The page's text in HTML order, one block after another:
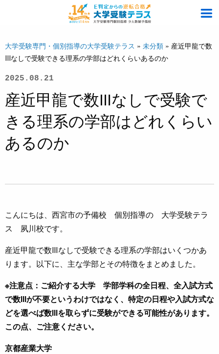
大学受験専門・個別指導の大学受験テラス » 未分類 » 産近甲龍で数
Ⅲなしで受験できる理系の学部はどれくらいあるのか
2025.08.21
産近甲龍で数Ⅲなしで受験で
きる理系の学部はどれくらい
あるのか
こんにちは、西宮市の予備校 個別指導の 大学受験テラ
ス 夙川校です。
産近甲龍で数Ⅲなしで受験できる理系の学部はいくつかあ
ります。以下に、主な学部とその特徴をまとめました。
※注意点：ご紹介する大学 学部学科の全日程、全入試方式
で数Ⅲが不要というわけではなく、特定の日程や入試方式な
どを選べば数Ⅲを取らずに受験ができる可能性があります。
この点、ご注意ください。
京都産業大学